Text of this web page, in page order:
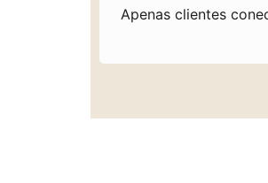
Apenas clientes